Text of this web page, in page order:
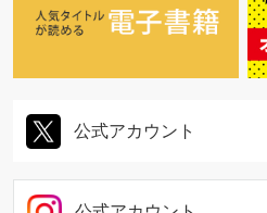
公式アカウント